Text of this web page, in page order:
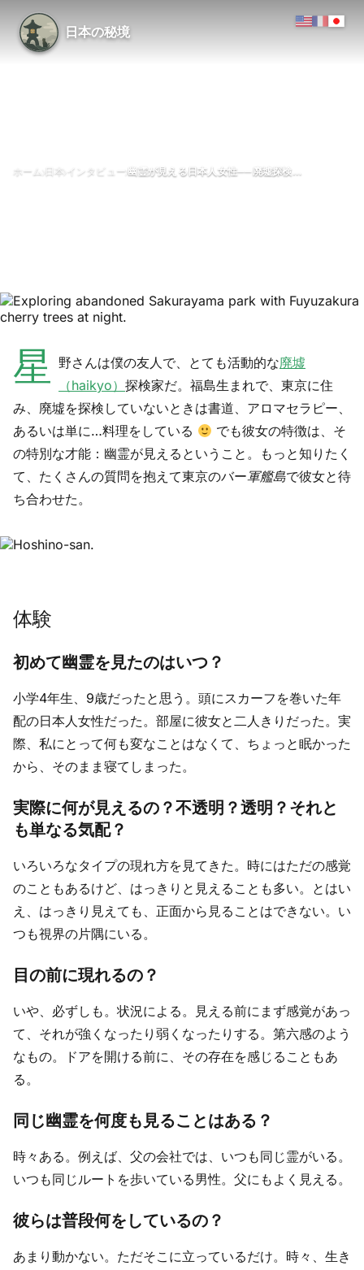
日本の秘境
ホーム 日本› インタビュー›
星 野さんは僕の友人で、とても活動的な廃墟
（haikyo） 探検家だ。福島生まれで、東京に住
み、廃墟を探検していないときは書道、アロマセラピー、
あるいは単に…料理をしている
でも彼女の特徴は、そ
の特別な才能：幽霊が見えるということ。もっと知りたく
て、たくさんの質問を抱えて東京のバー軍艦島で彼女と待
ち合わせた。
体験
初めて幽霊を見たのはいつ？
小学4年生、9歳だったと思う。頭にスカーフを巻いた年
配の日本人女性だった。部屋に彼女と二人きりだった。実
際、私にとって何も変なことはなくて、ちょっと眠かった
から、そのまま寝てしまった。
実際に何が見えるの？不透明？透明？それと
も単なる気配？
いろいろなタイプの現れ方を見てきた。時にはただの感覚
のこともあるけど、はっきりと見えることも多い。とはい
え、はっきり見えても、正面から見ることはできない。い
つも視界の片隅にいる。
目の前に現れるの？
いや、必ずしも。状況による。見える前にまず感覚があっ
て、それが強くなったり弱くなったりする。第六感のよう
なもの。ドアを開ける前に、その存在を感じることもあ
る。
同じ幽霊を何度も見ることはある？
時々ある。例えば、父の会社では、いつも同じ霊がいる。
いつも同じルートを歩いている男性。父にもよく見える。
彼らは普段何をしているの？
あまり動かない。ただそこに立っているだけ。時々、生き